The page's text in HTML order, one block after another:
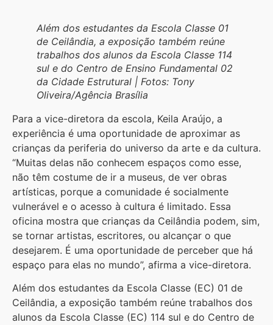
Além dos estudantes da Escola Classe 01
de Ceilândia, a exposição também reúne
trabalhos dos alunos da Escola Classe 114
sul e do Centro de Ensino Fundamental 02
da Cidade Estrutural | Fotos: Tony
Oliveira/Agência Brasília
Para a vice-diretora da escola, Keila Araújo, a
experiência é uma oportunidade de aproximar as
crianças da periferia do universo da arte e da cultura.
“Muitas delas não conhecem espaços como esse,
não têm costume de ir a museus, de ver obras
artísticas, porque a comunidade é socialmente
vulnerável e o acesso à cultura é limitado. Essa
oficina mostra que crianças da Ceilândia podem, sim,
se tornar artistas, escritores, ou alcançar o que
desejarem. É uma oportunidade de perceber que há
espaço para elas no mundo”, afirma a vice-diretora.
Além dos estudantes da Escola Classe (EC) 01 de
Ceilândia, a exposição também reúne trabalhos dos
alunos da Escola Classe (EC) 114 sul e do Centro de